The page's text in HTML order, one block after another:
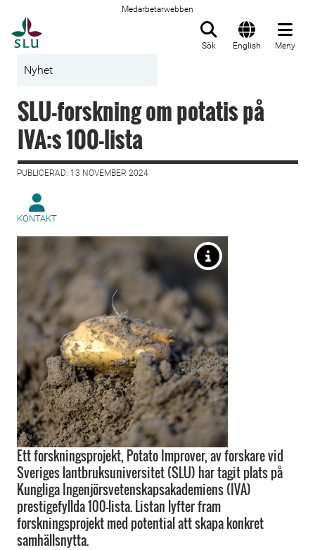
Medarbetarwebben
Sök English Meny
Nyhet
SLU-forskning om potatis på
IVA:s 100-lista
PUBLICERAD: 13 NOVEMBER 2024
KONTAKT
Ett forskningsprojekt, Potato Improver, av forskare vid
Sveriges lantbruksuniversitet (SLU) har tagit plats på
Kungliga Ingenjörsvetenskapsakademiens (IVA)
prestigefyllda 100-lista. Listan lyfter fram
forskningsprojekt med potential att skapa konkret
samhällsnytta.